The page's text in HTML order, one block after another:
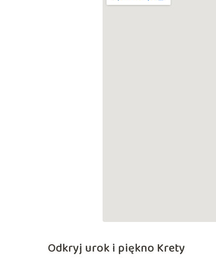
Odkryj urok i piękno Krety